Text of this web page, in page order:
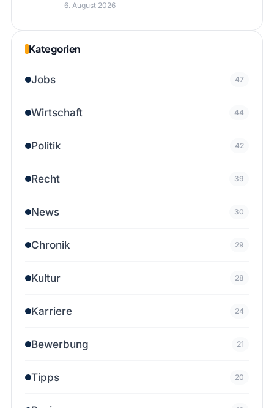
6. August 2026
Kategorien
Jobs 47
Wirtschaft 44
Politik 42
Recht 39
News 30
Chronik 29
Kultur 28
Karriere 24
Bewerbung 21
Tipps 20